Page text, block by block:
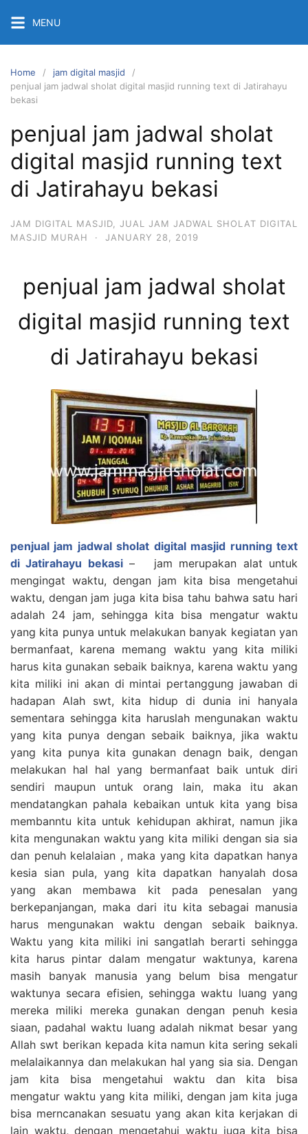
content
MENU
Home
jam digital masjid
penjual jam jadwal sholat digital masjid running text di Jatirahayu
bekasi
penjual jam jadwal sholat
digital masjid running text
di Jatirahayu bekasi
JAM DIGITAL MASJID
JUAL JAM JADWAL SHOLAT DIGITAL
MASJID MURAH
· JANUARY 28, 2019
penjual jam jadwal sholat
digital masjid running text
di Jatirahayu bekasi
penjual jam jadwal sholat digital masjid running text
di Jatirahayu bekasi– jam merupakan alat untuk
mengingat waktu, dengan jam kita bisa mengetahui
waktu, dengan jam juga kita bisa tahu bahwa satu hari
adalah 24 jam, sehingga kita bisa mengatur waktu
yang kita punya untuk melakukan banyak kegiatan yan
bermanfaat, karena memang waktu yang kita miliki
harus kita gunakan sebaik baiknya, karena waktu yang
kita miliki ini akan di mintai pertanggung jawaban di
hadapan Alah swt, kita hidup di dunia ini hanyala
sementara sehingga kita haruslah mengunakan waktu
yang kita punya dengan sebaik baiknya, jika waktu
yang kita punya kita gunakan denagn baik, dengan
melakukan hal hal yang bermanfaat baik untuk diri
sendiri maupun untuk orang lain, maka itu akan
mendatangkan pahala kebaikan untuk kita yang bisa
membanntu kita untuk kehidupan akhirat, namun jika
kita mengunakan waktu yang kita miliki dengan sia sia
dan penuh kelalaian , maka yang kita dapatkan hanya
kesia sian pula, yang kita dapatkan hanyalah dosa
yang akan membawa kit pada penesalan yang
berkepanjangan, maka dari itu kita sebagai manusia
harus mengunakan waktu dengan sebaik baiknya.
Waktu yang kita miliki ini sangatlah berarti sehingga
kita harus pintar dalam mengatur waktunya, karena
masih banyak manusia yang belum bisa mengatur
waktunya secara efisien, sehingga waktu luang yang
mereka miliki mereka gunakan dengan penuh kesia
siaan, padahal waktu luang adalah nikmat besar yang
Allah swt berikan kepada kita namun kita sering sekali
melalaikannya dan melakukan hal yang sia sia. Dengan
jam kita bisa mengetahui waktu dan kita bisa
mengatur waktu yang kita miliki, dengan jam kita juga
bisa merncanakan sesuatu yang akan kita kerjakan di
lain waktu, dengan mengetahui waktu juga kita bisa